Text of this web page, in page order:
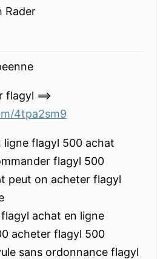
Rader
==>
4tpa2sm9
ligne flagyl 500 achat
flagyl 500
peut on acheter flagyl
achat en ligne
acheter flagyl 500
sans ordonnance flagyl